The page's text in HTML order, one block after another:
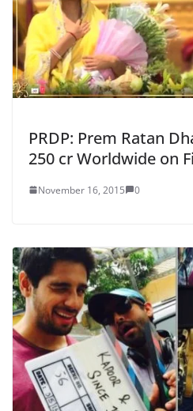
PRDP: Prem Ratan
250 cr Worldwide on
November 16, 2015 0